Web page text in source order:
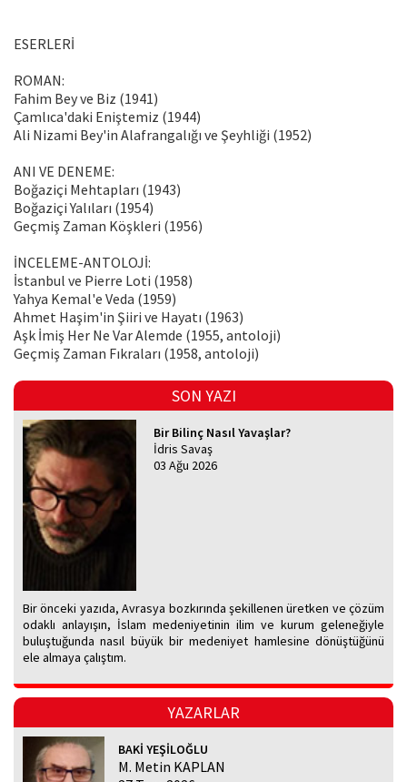
ESERLERİ
ROMAN:
Fahim Bey ve Biz (1941)
Çamlıca'daki Eniştemiz (1944)
Ali Nizami Bey'in Alafrangalığı ve Şeyhliği (1952)
ANI VE DENEME:
Boğaziçi Mehtapları (1943)
Boğaziçi Yalıları (1954)
Geçmiş Zaman Köşkleri (1956)
İNCELEME-ANTOLOJİ:
İstanbul ve Pierre Loti (1958)
Yahya Kemal'e Veda (1959)
Ahmet Haşim'in Şiiri ve Hayatı (1963)
Aşk İmiş Her Ne Var Alemde (1955, antoloji)
Geçmiş Zaman Fıkraları (1958, antoloji)
SON YAZI
Bir Bilinç Nasıl Yavaşlar?
İdris Savaş
03 Ağu 2026
Bir önceki yazıda, Avrasya bozkırında şekillenen üretken ve çözüm
odaklı anlayışın, İslam medeniyetinin ilim ve kurum geleneğiyle
buluştuğunda nasıl büyük bir medeniyet hamlesine dönüştüğünü
ele almaya çalıştım.
YAZARLAR
BAKİ YEŞİLOĞLU
M. Metin KAPLAN